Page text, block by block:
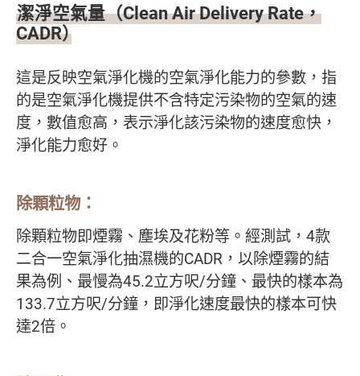
潔淨空氣量（Clean Air Delivery Rate，
CADR）
這是反映空氣淨化機的空氣淨化能力的參數，指
的是空氣淨化機提供不含特定污染物的空氣的速
度，數值愈高，表示淨化該污染物的速度愈快，
淨化能力愈好。
除顆粒物：
除顆粒物即煙霧、塵埃及花粉等。經測試，4款
二合一空氣淨化抽濕機的CADR，以除煙霧的結
果為例、最慢為45.2立方呎/分鐘、最快的樣本為
133.7立方呎/分鐘，即淨化速度最快的樣本可快
達2倍。